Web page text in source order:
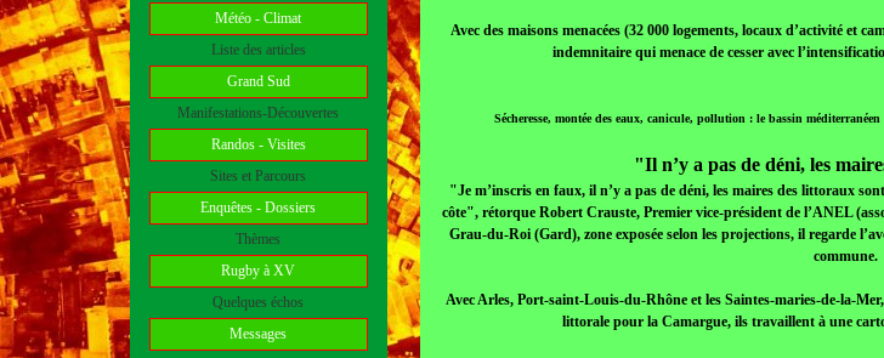
Météo - Climat
Liste des articles
Grand Sud
Manifestations-Découvertes
Randos - Visites
Sites et Parcours
Enquêtes - Dossiers
Thèmes
Rugby à XV
Quelques échos
Messages
Avec des maisons menacées (32 000 logements, locaux d’activité et
indemnitaire qui menace de cesser avec
Sécheresse, montée des eaux, canicule, pollution : le bassin
"Il n’y a pas de déni, les
"Je m’inscris en faux, il n’y a pas de déni, les maires des littoraux
côte", rétorque Robert Crauste, Premier vice-président de l’ANEL
Grau-du-Roi (Gard), zone exposée selon les projections, il regarde
commune.
Avec Arles, Port-saint-Louis-du-Rhône et les Saintes-maries-de-la-
littorale pour la Camargue, ils travaillent à une